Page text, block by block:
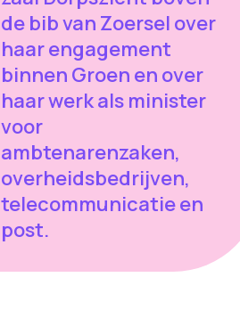
de bib van Zoersel over
haar engagement
binnen Groen en over
haar werk als minister
voor
ambtenarenzaken,
overheidsbedrijven,
telecommunicatie en
post.